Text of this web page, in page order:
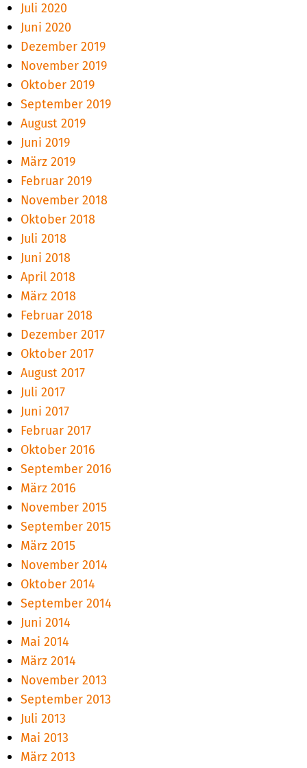
Juli 2020
Juni 2020
Dezember 2019
November 2019
Oktober 2019
September 2019
August 2019
Juni 2019
März 2019
Februar 2019
November 2018
Oktober 2018
Juli 2018
Juni 2018
April 2018
März 2018
Februar 2018
Dezember 2017
Oktober 2017
August 2017
Juli 2017
Juni 2017
Februar 2017
Oktober 2016
September 2016
März 2016
November 2015
September 2015
März 2015
November 2014
Oktober 2014
September 2014
Juni 2014
Mai 2014
März 2014
November 2013
September 2013
Juli 2013
Mai 2013
März 2013